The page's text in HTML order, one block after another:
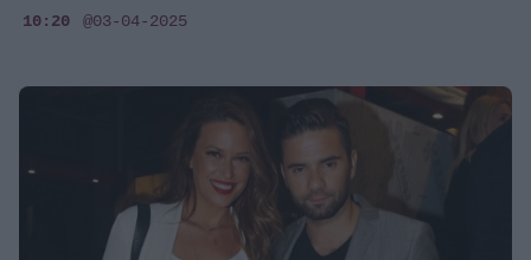
10:20 @03-04-2025